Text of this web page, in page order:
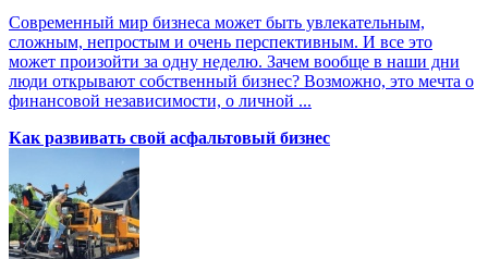
Современный мир бизнеса может быть увлекательным,
сложным, непростым и очень перспективным. И все это
может произойти за одну неделю. Зачем вообще в наши дни
люди открывают собственный бизнес? Возможно, это мечта о
финансовой независимости, о личной ...
Как развивать свой асфальтовый бизнес